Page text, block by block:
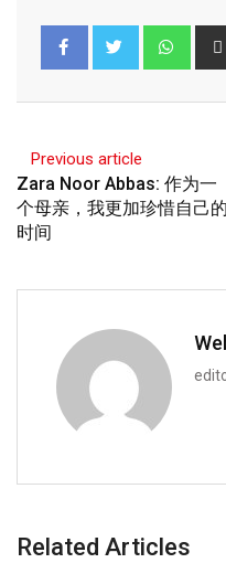
Previous article
Zara Noor Abbas: 作为一
个母亲，我更加珍惜自己的
时间
Related Articles